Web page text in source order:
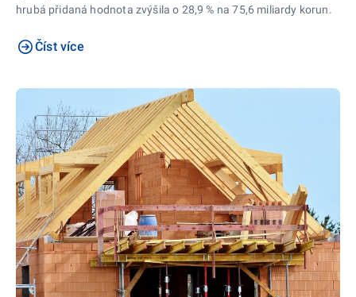
hrubá přidaná hodnota zvýšila o 28,9 % na 75,6 miliardy korun.
Číst více